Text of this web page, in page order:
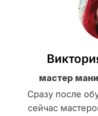
мастер
Сразу после
сейчас